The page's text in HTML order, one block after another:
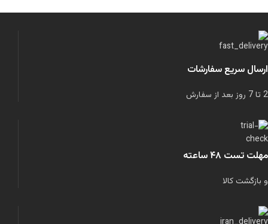
ارسال سریع سفارشات
2 تا 7 روز بعد از سفارش
مهلت تست ۴۸ ساعته
و بازگشت کالا